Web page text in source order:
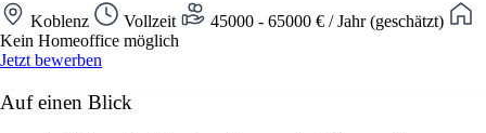
Koblenz Vollzeit
45000 - 65000 € / Jahr (geschätzt)
Kein Homeoffice möglich
Jetzt bewerben
Auf einen Blick